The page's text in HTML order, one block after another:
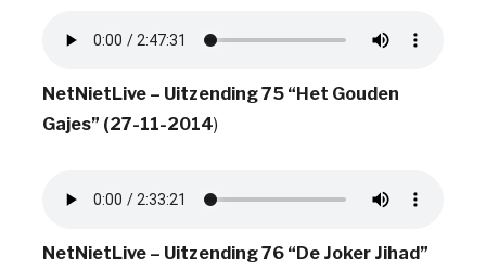
NetNietLive – Uitzending 75 “Het Gouden
Gajes” (27-11-2014)
NetNietLive – Uitzending 76 “De Joker Jihad”